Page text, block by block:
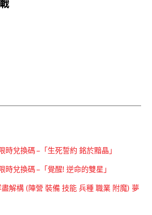
時兌換碼 –「生死誓約 銘於黯晶」
時兌換碼 –「覺醒! 逆命的雙星」
解構 (陣營 裝備 技能 兵種 職業 附魔) 夢